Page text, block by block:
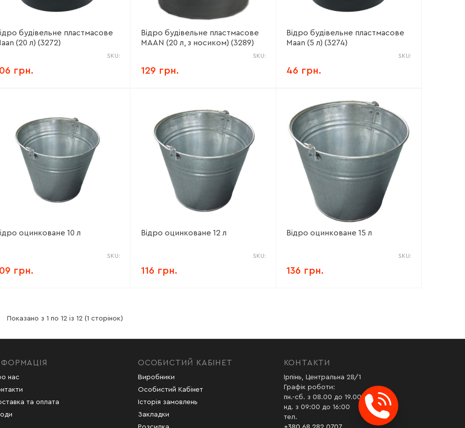
будівельне пластмасове
(20 л) (3272)
SKU:
грн.
Відро будівельне пластмасове
MAAN (20 л, з носиком) (3289)
SKU:
129 грн.
Відро будівельне пластмасове
Maan (5 л) (3274)
SKU:
46 грн.
оцинковане 10 л
SKU:
грн.
Відро оцинковане 12 л
SKU:
116 грн.
Відро оцинковане 15 л
SKU:
136 грн.
Показано з 1 по 12 із 12 (1 сторінок)
нас
та оплата
ОСОБИСТИЙ КАБІНЕТ
Виробники
Особистий Кабінет
Історія замовлень
Закладки
КОНТАКТИ
Ірпінь, Центральна 28/1
Графік роботи:
пн.-сб. з 08.00 до 19.00
нд. з 09:00 до 16:00
тел.